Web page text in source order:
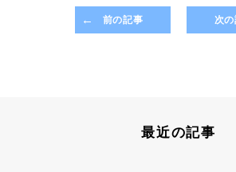
前の記事 次
最近の記事